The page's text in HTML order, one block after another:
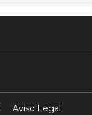
Aviso Legal